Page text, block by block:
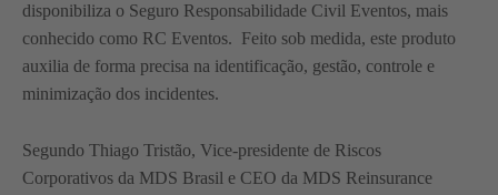
disponibiliza o Seguro Responsabilidade Civil Eventos, mais
conhecido como RC Eventos. Feito sob medida, este produto
auxilia de forma precisa na identificação, gestão, controle e
minimização dos incidentes.
Segundo Thiago Tristão, Vice-presidente de Riscos
Corporativos da MDS Brasil e CEO da MDS Reinsurance